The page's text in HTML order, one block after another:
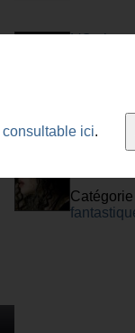
Catégorie
consultable ici.